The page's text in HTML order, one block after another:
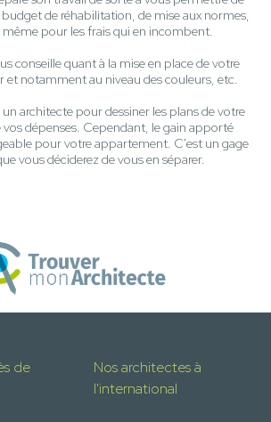
de réhabilitation, de mise aux normes,
même pour les frais qui en incombent.
conseille quant à la mise en place de votre
et notamment au niveau des couleurs, etc.
architecte pour dessiner les plans de votre
dépenses. Cependant, le gain apporté
pour votre appartement. C'est un gage
vous déciderez de vous en séparer.
de
Nos architectes à
l'international